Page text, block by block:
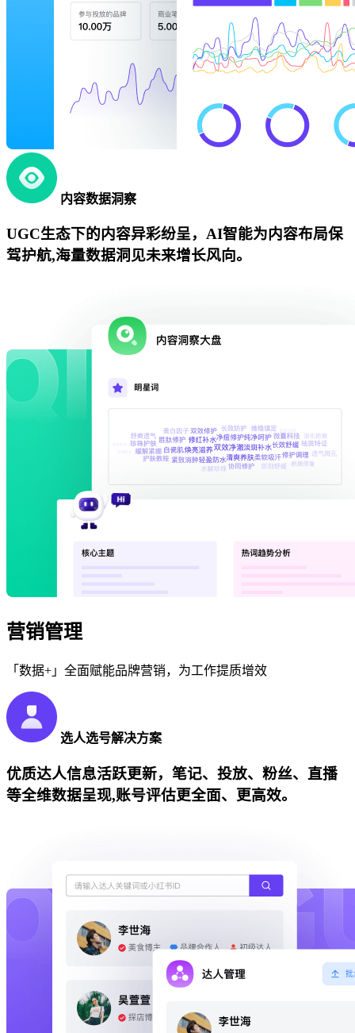
内容数据洞察
UGC生态下的内容异彩纷呈，AI智能为内容布局保
驾护航,海量数据洞见未来增长风向。
营销管理
「数据+」全面赋能品牌营销，为工作提质增效
选人选号解决方案
优质达人信息活跃更新，笔记、投放、粉丝、直播
等全维数据呈现,账号评估更全面、更高效。